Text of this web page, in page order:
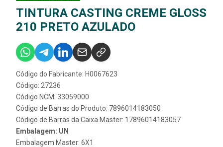
TINTURA CASTING CREME GLOSS
210 PRETO AZULADO
Código do Fabricante: H0067623
Código: 27236
Código NCM: 33059000
Código de Barras do Produto: 7896014183050
Código de Barras da Caixa Master: 17896014183057
Embalagem: UN
Embalagem Master: 6X1